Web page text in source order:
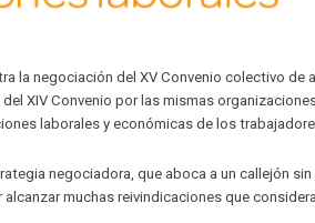
la negociación del XV Convenio colectivo de
XIV Convenio por las mismas
laborales y económicas de los
negociadora, que aboca a un callejón
muchas reivindicaciones que